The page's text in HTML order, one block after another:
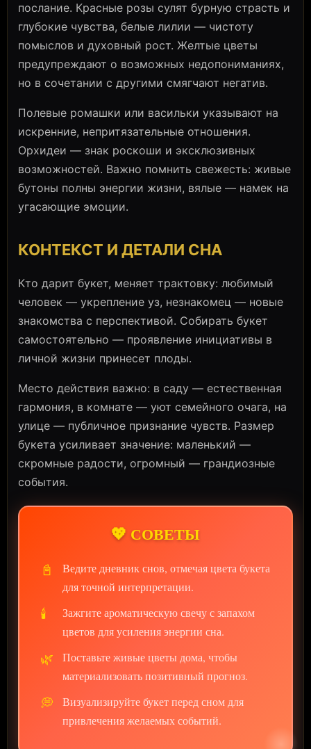
послание. Красные розы сулят бурную страсть и
глубокие чувства, белые лилии — чистоту
помыслов и духовный рост. Желтые цветы
предупреждают о возможных недопониманиях,
но в сочетании с другими смягчают негатив.
Полевые ромашки или васильки указывают на
искренние, непритязательные отношения.
Орхидеи — знак роскоши и эксклюзивных
возможностей. Важно помнить свежесть: живые
бутоны полны энергии жизни, вялые — намек на
угасающие эмоции.
КОНТЕКСТ И ДЕТАЛИ СНА
Кто дарит букет, меняет трактовку: любимый
человек — укрепление уз, незнакомец — новые
знакомства с перспективой. Собирать букет
самостоятельно — проявление инициативы в
личной жизни принесет плоды.
Место действия важно: в саду — естественная
гармония, в комнате — уют семейного очага, на
улице — публичное признание чувств. Размер
букета усиливает значение: маленький —
скромные радости, огромный — грандиозные
события.
💖 СОВЕТЫ
📓
Ведите дневник снов, отмечая цвета букета
для точной интерпретации.
🕯️
Зажгите ароматическую свечу с запахом
цветов для усиления энергии сна.
🌿
Поставьте живые цветы дома, чтобы
материализовать позитивный прогноз.
💭
Визуализируйте букет перед сном для
привлечения желаемых событий.